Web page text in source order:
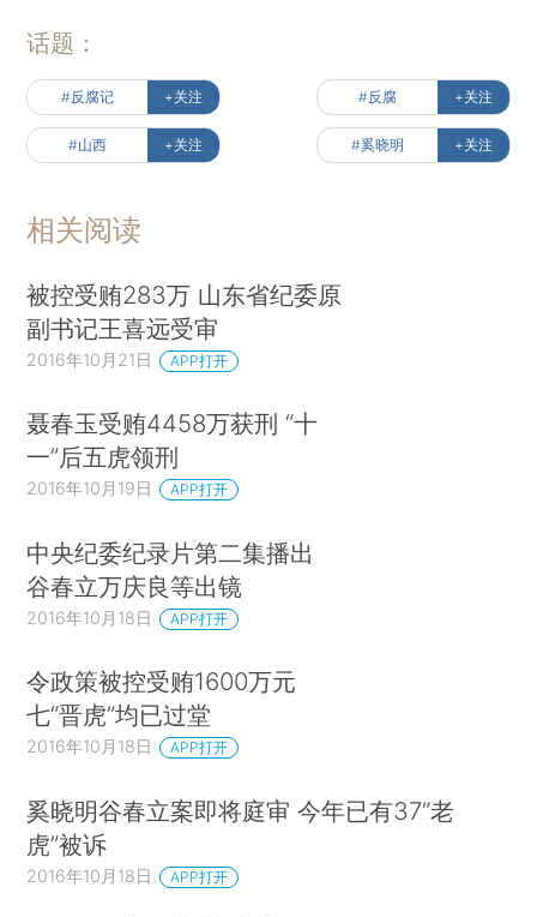
话题：
#反腐记 +关注 #反腐 +关注
#山西 +关注 #奚晓明 +关注
相关阅读
被控受贿283万 山东省纪委原
副书记王喜远受审
2016年10月21日 APP打开
聂春玉受贿4458万获刑 “十
一”后五虎领刑
2016年10月19日 APP打开
中央纪委纪录片第二集播出
谷春立万庆良等出镜
2016年10月18日 APP打开
令政策被控受贿1600万元
七“晋虎”均已过堂
2016年10月18日 APP打开
奚晓明谷春立案即将庭审 今年已有37“老
虎”被诉
2016年10月18日 APP打开